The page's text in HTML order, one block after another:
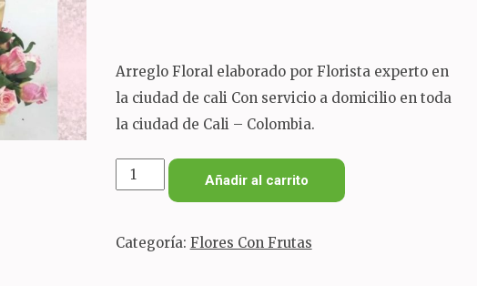
Arreglo Floral elaborado por Florista experto en
la ciudad de cali Con servicio a domicilio en toda
la ciudad de Cali – Colombia.
Arreglo
con
Añadir al carrito
Categoría: Flores Con Frutas